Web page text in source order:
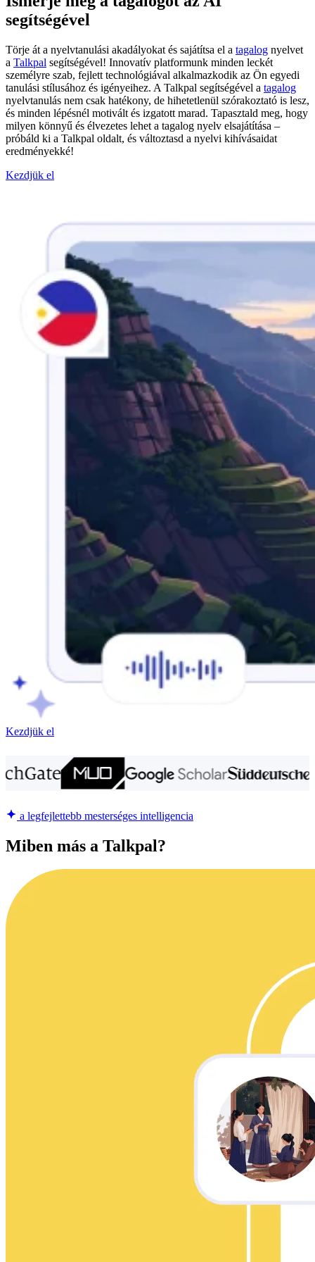
segítségével
Törje át a nyelvtanulási akadályokat és sajátítsa el a tagalog nyelvet
a Talkpal segítségével! Innovatív platformunk minden leckét
személyre szab, fejlett technológiával alkalmazkodik az Ön egyedi
tanulási stílusához és igényeihez. A Talkpal segítségével a tagalog
nyelvtanulás nem csak hatékony, de hihetetlenül szórakoztató is lesz,
és minden lépésnél motivált és izgatott marad. Tapasztald meg, hogy
milyen könnyű és élvezetes lehet a tagalog nyelv elsajátítása –
próbáld ki a Talkpal oldalt, és változtasd a nyelvi kihívásaidat
eredményekké!
Kezdjük el
Kezdjük el
a legfejlettebb mesterséges intelligencia
Miben más a Talkpal?